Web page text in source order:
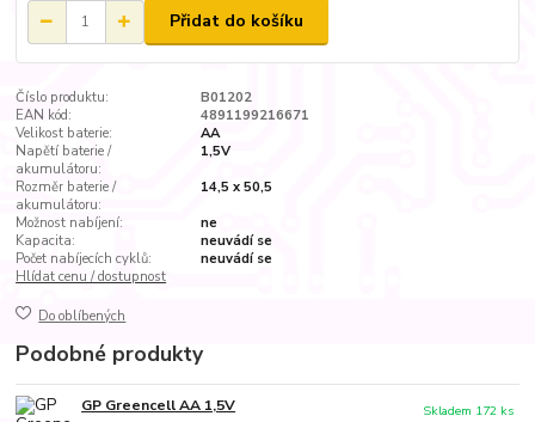
Přidat do košíku
Číslo produktu:
B01202
EAN kód:
4891199216671
Velikost baterie:
AA
Napětí baterie /
akumulátoru:
1,5V
Rozměr baterie /
akumulátoru:
14,5 x 50,5
Možnost nabíjení:
ne
Kapacita:
neuvádí se
Počet nabíjecích cyklů:
neuvádí se
Hlídat cenu / dostupnost
Do oblíbených
Podobné produkty
GP Greencell AA 1,5V Skladem 172 ks